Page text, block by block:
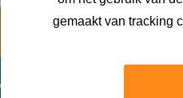
gemaakt van tracking